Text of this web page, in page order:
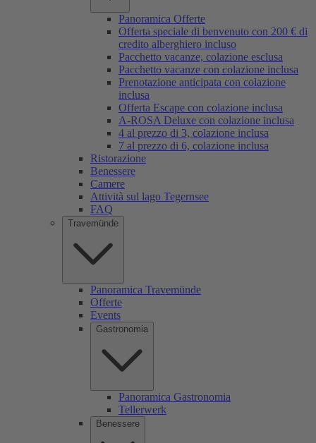
Panoramica Offerte
Offerta speciale di benvenuto con 200 € di
credito alberghiero incluso
Pacchetto vacanze, colazione esclusa
Pacchetto vacanze con colazione inclusa
Prenotazione anticipata con colazione
inclusa
Offerta Escape con colazione inclusa
A-ROSA Deluxe con colazione inclusa
4 al prezzo di 3, colazione inclusa
7 al prezzo di 6, colazione inclusa
Ristorazione
Benessere
Camere
Attività sul lago Tegernsee
FAQ
Travemünde
Panoramica Travemünde
Offerte
Events
Gastronomia
Panoramica Gastronomia
Tellerwerk
Benessere